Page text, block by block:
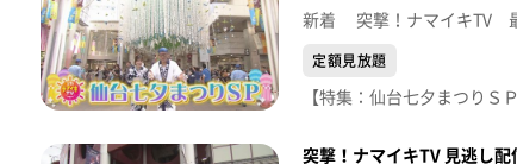
※紹介した催事等は終了している場合があります。
※紹介した商品等は取り扱いが終了している場合がありま
新着 突撃！ナマイキTV
定額見放題
突撃！ナマイキTV 見逃し配